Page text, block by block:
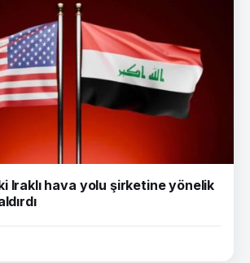
Iraklı hava yolu şirketine yönelik